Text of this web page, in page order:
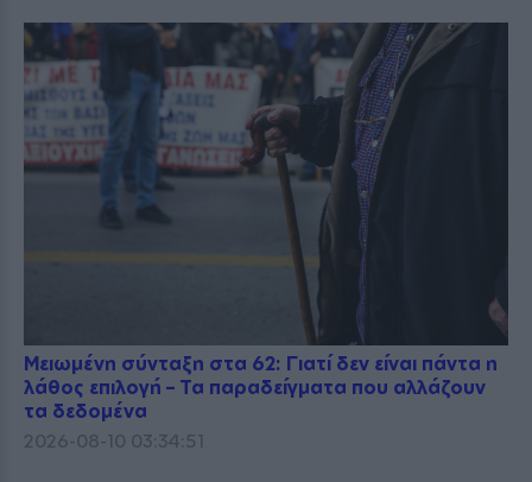
Μειωμένη σύνταξη στα 62: Γιατί δεν είναι πάντα η
λάθος επιλογή – Τα παραδείγματα που αλλάζουν
τα δεδομένα
2026-08-10 03:34:51